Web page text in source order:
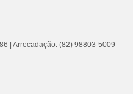
| Arrecadação: (82) 98803-5009